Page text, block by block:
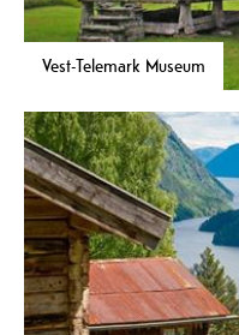
Vest-Telemark Museum